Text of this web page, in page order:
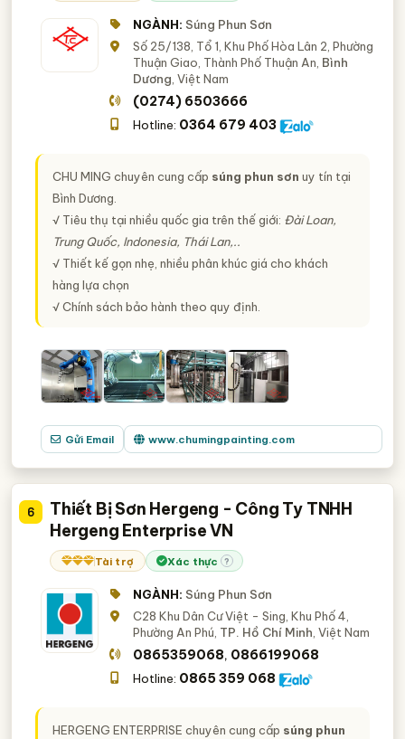
NGÀNH: Súng Phun Sơn
Số 25/138, Tổ 1, Khu Phố Hòa Lân 2, Phường
Thuận Giao, Thành Phố Thuận An, Bình
Dương , Việt Nam
(0274) 6503666
Hotline: 0364 679 403
CHU MING chuyên cung cấp súng phun sơn uy tín tại
Bình Dương.
√ Tiêu thụ tại nhiều quốc gia trên thế giới: Đài Loan,
Trung Quốc, Indonesia, Thái Lan,..
√ Thiết kế gọn nhẹ, nhiều phân khúc giá cho khách
hàng lựa chọn
√ Chính sách bảo hành theo quy định.
Gửi Email www.chumingpainting.com
6
Thiết Bị Sơn Hergeng - Công Ty TNHH
Hergeng Enterprise VN
Tài trợ Xác thực ?
NGÀNH: Súng Phun Sơn
C28 Khu Dân Cư Việt - Sing, Khu Phố 4,
Phường An Phú, TP. Hồ Chí Minh, Việt Nam
0865359068, 0866199068
Hotline: 0865 359 068
HERGENG ENTERPRISE chuyên cung cấp súng phun